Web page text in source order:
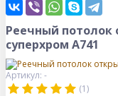
Реечный потолок
суперхром А741
Артикул: -
(1)